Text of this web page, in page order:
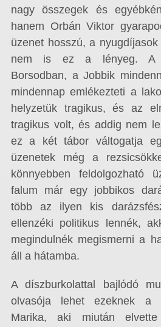
nagy összegek és
hanem Orbán Viktor
üzenet hosszú, a
nem is ez a lényeg. A
Borsodban, a Jobbik
mindennap emlékezteti a
helyzetük tragikus, és az
tragikus volt, és addig nem
ez a két tábor váltogatja
üzenetek még a
könnyebben feldolgozható
falum már egy jobbikos
több az ilyen kis
ellenzéki politikus lennék,
megindulnék megismerni a
áll a hátamba.
A díszburkolattal bajlódó
olvasója lehet ezeknek a
Marika, aki miután